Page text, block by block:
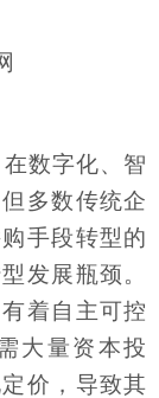
数字化、智
多数传统企
手段转型的
发展瓶颈。
着自主可控
大量资本投
价，导致其